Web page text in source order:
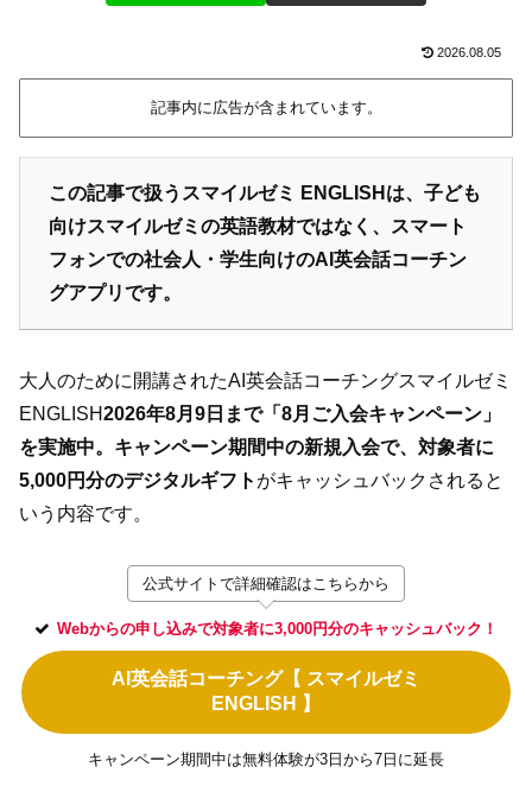
2026.08.05
記事内に広告が含まれています。
この記事で扱うスマイルゼミ ENGLISHは、子ども
向けスマイルゼミの英語教材ではなく、スマート
フォンでの社会人・学生向けのAI英会話コーチン
グアプリです。
大人のために開講されたAI英会話コーチングスマイルゼミ
ENGLISH2026年8月9日まで「8月ご入会キャンペーン」
を実施中。キャンペーン期間中の新規入会で、対象者に
5,000円分のデジタルギフト がキャッシュバックされると
いう内容です。
公式サイトで詳細確認はこちらから
Webからの申し込みで対象者に3,000円分のキャッシュバック！
AI英会話コーチング【 スマイルゼミ
ENGLISH 】
キャンペーン期間中は無料体験が3日から7日に延長